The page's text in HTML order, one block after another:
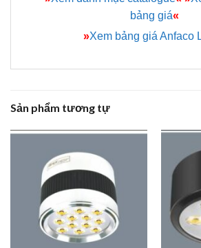
bảng giá«
»Xem bảng giá Anfaco
Sản phẩm tương tự